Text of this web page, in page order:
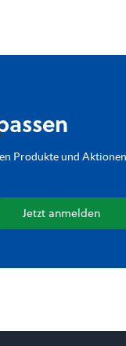
Produkte und Aktionen
Jetzt anmelden